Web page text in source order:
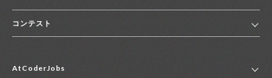
コンテスト
コンテスト一覧
AtCoderJobs